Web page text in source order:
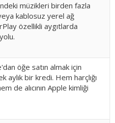
müzikleri birden fazla
kablosuz yerel ağ
özellikli aygıtlarda
öğe satın almak için
aylık bir kredi. Hem harçlığı
de alıcının Apple kimliği